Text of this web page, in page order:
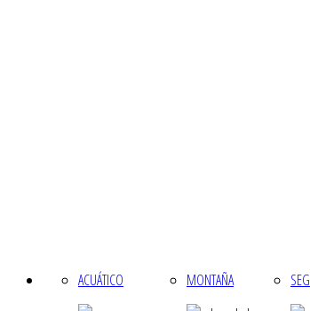
ACUÁTICO MONTAÑA